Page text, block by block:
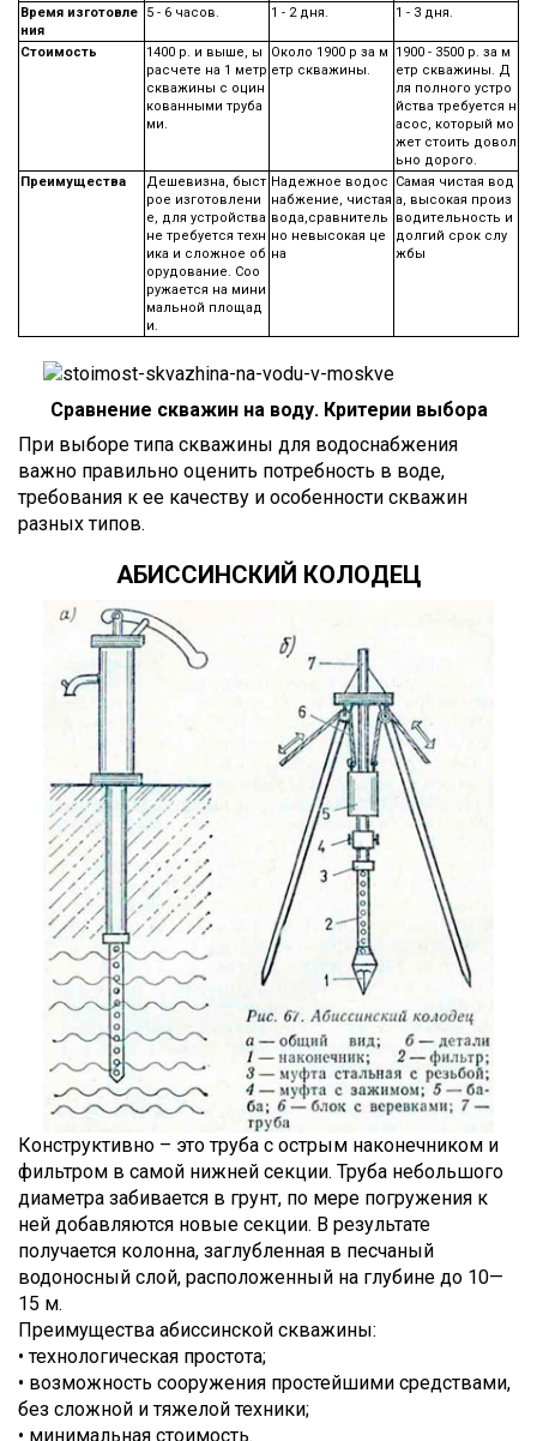
Время изготовле
ния
5 - 6 часов. 1 - 2 дня. 1 - 3 дня.
Стоимость
1400 р. и выше, ы
расчете на 1 метр
скважины с оцин
кованными труба
ми.
Около 1900 р за м
етр скважины.
1900 - 3500 р. за м
етр скважины. Д
ля полного устро
йства требуется н
асос, который мо
жет стоить довол
ьно дорого.
Преимущества
Дешевизна, быст
рое изготовлени
е, для устройства
не требуется техн
ика и сложное об
орудование. Соо
ружается на мини
мальной площад
и.
Надежное водос
набжение, чистая
вода,сравнитель
но невысокая це
на
Самая чистая вод
а, высокая произ
водительность и
долгий срок слу
жбы
Сравнение скважин на воду. Критерии выбора
При выборе типа скважины для водоснабжения
важно правильно оценить потребность в воде,
требования к ее качеству и особенности скважин
разных типов.
АБИССИНСКИЙ КОЛОДЕЦ
Конструктивно – это труба с острым наконечником и
фильтром в самой нижней секции. Труба небольшого
диаметра забивается в грунт, по мере погружения к
ней добавляются новые секции. В результате
получается колонна, заглубленная в песчаный
водоносный слой, расположенный на глубине до 10—
15 м.
Преимущества абиссинской скважины:
• технологическая простота;
• возможность сооружения простейшими средствами,
без сложной и тяжелой техники;
• минимальная стоимость.